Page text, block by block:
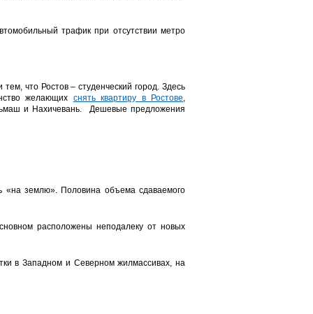
трафик при отсутствии метро
что Ростов – студенческий город. Здесь
желающих снять квартиру в Ростове,
и Нахичевань. Дешевые предложения
«на землю». Половина объема сдаваемого
расположены неподалеку от новых
в Западном и Северном жилмассивах, на